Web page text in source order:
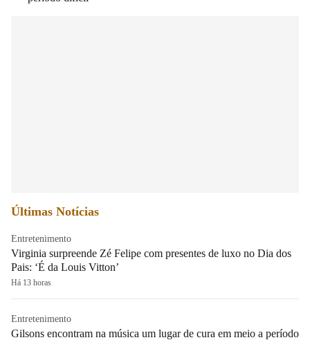
Últimas Notícias
Entretenimento
Virginia surpreende Zé Felipe com presentes de luxo no Dia dos
Pais: ‘É da Louis Vitton’
Há 13 horas
Entretenimento
Gilsons encontram na música um lugar de cura em meio a período